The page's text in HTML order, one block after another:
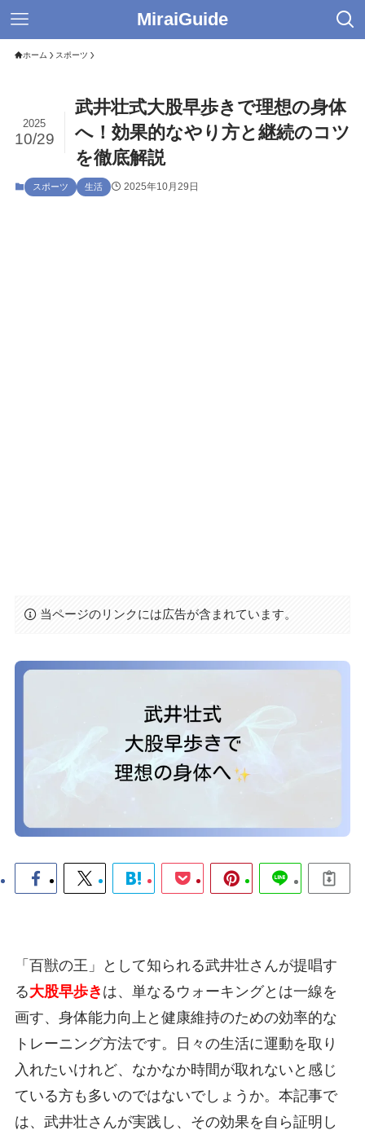
MiraiGuide
ホーム スポーツ
武井壮式大股早歩きで理想の身体
へ！効果的なやり方と継続のコツ
を徹底解説
2025
10/29
スポーツ 生活 2025年10月29日
当ページのリンクには広告が含まれています。
「百獣の王」として知られる武井壮さんが提唱す
る大股早歩き は、単なるウォーキングとは一線を
画す、身体能力向上と健康維持のための効率的な
トレーニング方法です。日々の生活に運動を取り
入れたいけれど、なかなか時間が取れないと感じ
ている方も多いのではないでしょうか。本記事で
は、武井壮さんが実践し、その効果を自ら証明し